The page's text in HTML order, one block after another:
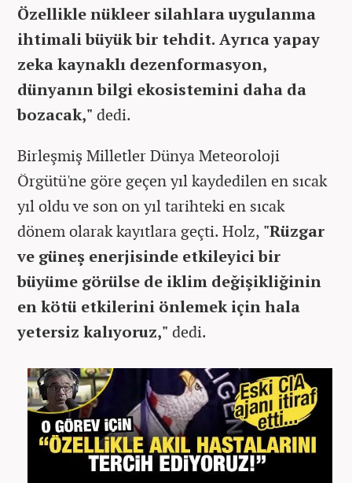
Özellikle nükleer silahlara uygulanma
ihtimali büyük bir tehdit. Ayrıca yapay
zeka kaynaklı dezenformasyon,
dünyanın bilgi ekosistemini daha da
bozacak," dedi.
Birleşmiş Milletler Dünya Meteoroloji
Örgütü'ne göre geçen yıl kaydedilen en sıcak
yıl oldu ve son on yıl tarihteki en sıcak
dönem olarak kayıtlara geçti. Holz, "Rüzgar
ve güneş enerjisinde etkileyici bir
büyüme görülse de iklim değişikliğinin
en kötü etkilerini önlemek için hala
yetersiz kalıyoruz," dedi.